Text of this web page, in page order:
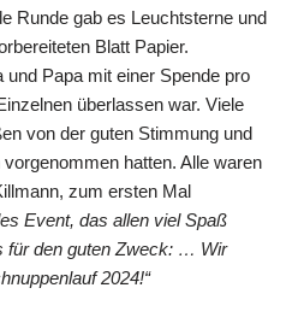
Runde gab es Leuchtsterne und
Blatt Papier.
und Papa mit einer Spende pro
überlassen war. Viele
von der guten Stimmung und
hatten. Alle waren
zum ersten Mal
Event, das allen viel Spaß
für den guten Zweck: … Wir
2024!“